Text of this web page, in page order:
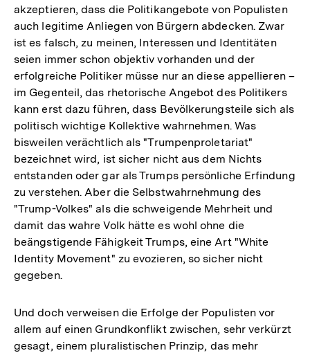
akzeptieren, dass die Politikangebote von Populisten
auch legitime Anliegen von Bürgern abdecken. Zwar
ist es falsch, zu meinen, Interessen und Identitäten
seien immer schon objektiv vorhanden und der
erfolgreiche Politiker müsse nur an diese appellieren –
im Gegenteil, das rhetorische Angebot des Politikers
kann erst dazu führen, dass Bevölkerungsteile sich als
politisch wichtige Kollektive wahrnehmen. Was
bisweilen verächtlich als "Trumpenproletariat"
bezeichnet wird, ist sicher nicht aus dem Nichts
entstanden oder gar als Trumps persönliche Erfindung
zu verstehen. Aber die Selbstwahrnehmung des
"Trump-Volkes" als die schweigende Mehrheit und
damit das wahre Volk hätte es wohl ohne die
beängstigende Fähigkeit Trumps, eine Art "White
Identity Movement" zu evozieren, so sicher nicht
gegeben.
Und doch verweisen die Erfolge der Populisten vor
allem auf einen Grundkonflikt zwischen, sehr verkürzt
gesagt, einem pluralistischen Prinzip, das mehr